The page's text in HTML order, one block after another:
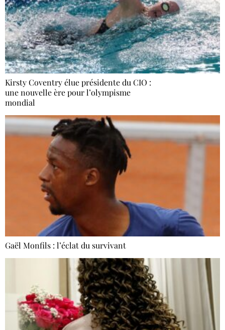
Kirsty Coventry élue présidente du CIO :
une nouvelle ère pour l’olympisme
mondial
Gaël Monfils : l’éclat du survivant